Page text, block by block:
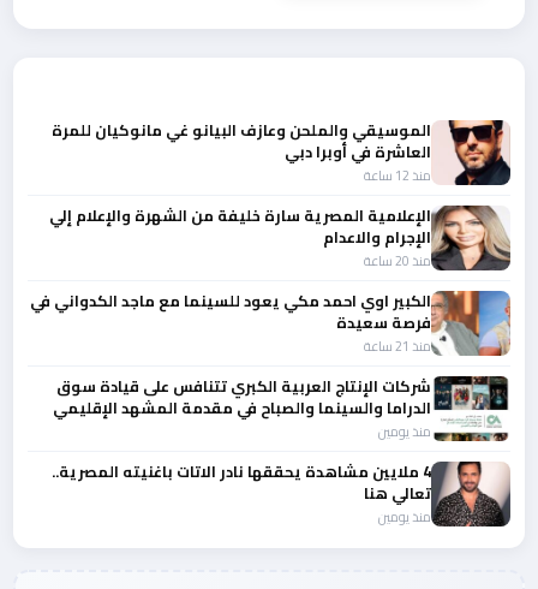
الموسيقي والملحن وعازف البيانو غي مانوكيان للمرة
العاشرة في أوبرا دبي
منذ 12 ساعة
الإعلامية المصرية سارة خليفة من الشهرة والإعلام إلي
الإجرام والاعدام
منذ 20 ساعة
الكبير اوي احمد مكي يعود للسينما مع ماجد الكدواني في
فرصة سعيدة
منذ 21 ساعة
شركات الإنتاج العربية الكبري تتنافس على قيادة سوق
الدراما والسينما والصباح في مقدمة المشهد الإقليمي
منذ يومين
4 ملايين مشاهدة يحققها نادر الاتات باغنيته المصرية..
تعالي هنا
منذ يومين